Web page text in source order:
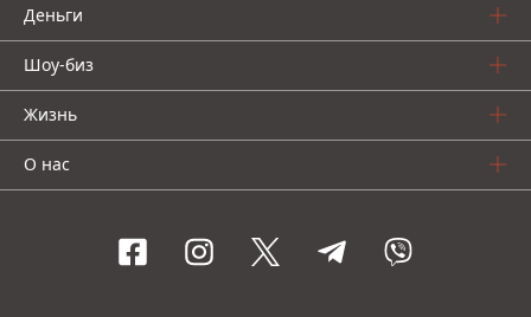
Деньги
Шоу-биз
Жизнь
О нас